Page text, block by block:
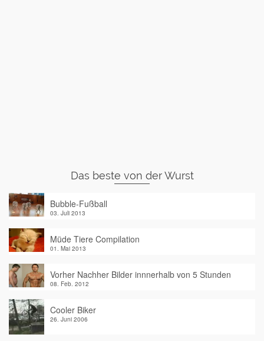
Das beste von der Wurst
Bubble-Fußball
03. Juli 2013
Müde Tiere Compilation
01. Mai 2013
Vorher Nachher Bilder innnerhalb von 5 Stunden
08. Feb. 2012
Cooler Biker
26. Juni 2006